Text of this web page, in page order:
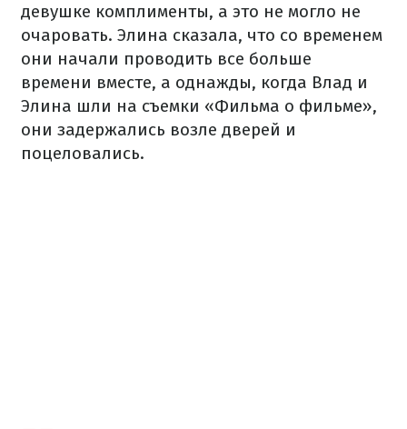
девушке комплименты, а это не могло не
очаровать. Элина сказала, что со временем
они начали проводить все больше
времени вместе, а однажды, когда Влад и
Элина шли на съемки «Фильма о фильме»,
они задержались возле дверей и
поцеловались.